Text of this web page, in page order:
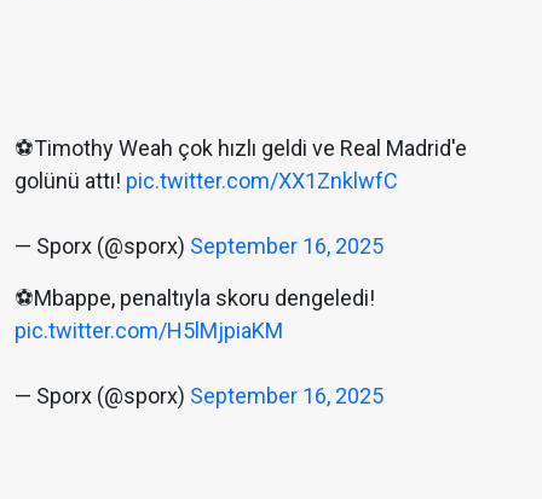
⚽Timothy Weah çok hızlı geldi ve Real Madrid'e
golünü attı! pic.twitter.com/XX1ZnklwfC
— Sporx (@sporx) September 16, 2025
⚽Mbappe, penaltıyla skoru dengeledi!
pic.twitter.com/H5lMjpiaKM
— Sporx (@sporx) September 16, 2025